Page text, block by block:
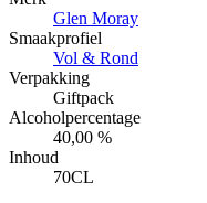
Glen Moray
Smaakprofiel
Vol & Rond
Verpakking
Giftpack
Alcoholpercentage
40,00 %
Inhoud
70CL